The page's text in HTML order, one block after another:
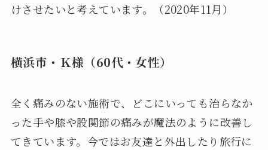
けさせたいと考えています。（2020年11月）
横浜市・Ｋ様（60代・女性）
全く痛みのない施術で、どこにいっても治らなか
った手や膝や股関節の痛みが魔法のように改善し
てきています。今ではお友達と外出したり旅行に